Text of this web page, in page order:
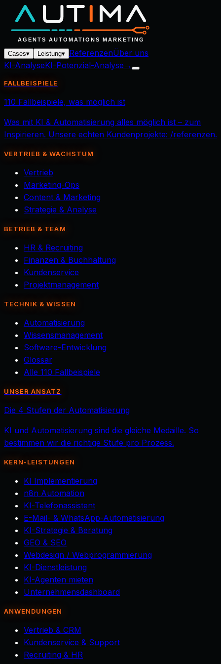
Cases▾ Leistung▾ ReferenzenÜber uns
KI-AnalyseKI-Potenzial-Analyse →
FALLBEISPIELE
110 Fallbeispiele, was möglich ist
Was mit KI & Automatisierung alles möglich ist – zum
Inspirieren. Unsere echten Kundenprojekte: /referenzen.
VERTRIEB & WACHSTUM
Vertrieb
Marketing-Ops
Content & Marketing
Strategie & Analyse
BETRIEB & TEAM
HR & Recruiting
Finanzen & Buchhaltung
Kundenservice
Projektmanagement
TECHNIK & WISSEN
Automatisierung
Wissensmanagement
Software-Entwicklung
Glossar
Alle 110 Fallbeispiele
UNSER ANSATZ
Die 4 Stufen der Automatisierung
KI und Automatisierung sind die gleiche Medaille. So
bestimmen wir die richtige Stufe pro Prozess.
KERN-LEISTUNGEN
KI Implementierung
n8n Automation
KI-Telefonassistent
E-Mail- & WhatsApp-Automatisierung
KI-Strategie & Beratung
GEO & SEO
Webdesign / Webprogrammierung
KI-Dienstleistung
KI-Agenten mieten
Unternehmensdashboard
ANWENDUNGEN
Vertrieb & CRM
Kundenservice & Support
Recruiting & HR